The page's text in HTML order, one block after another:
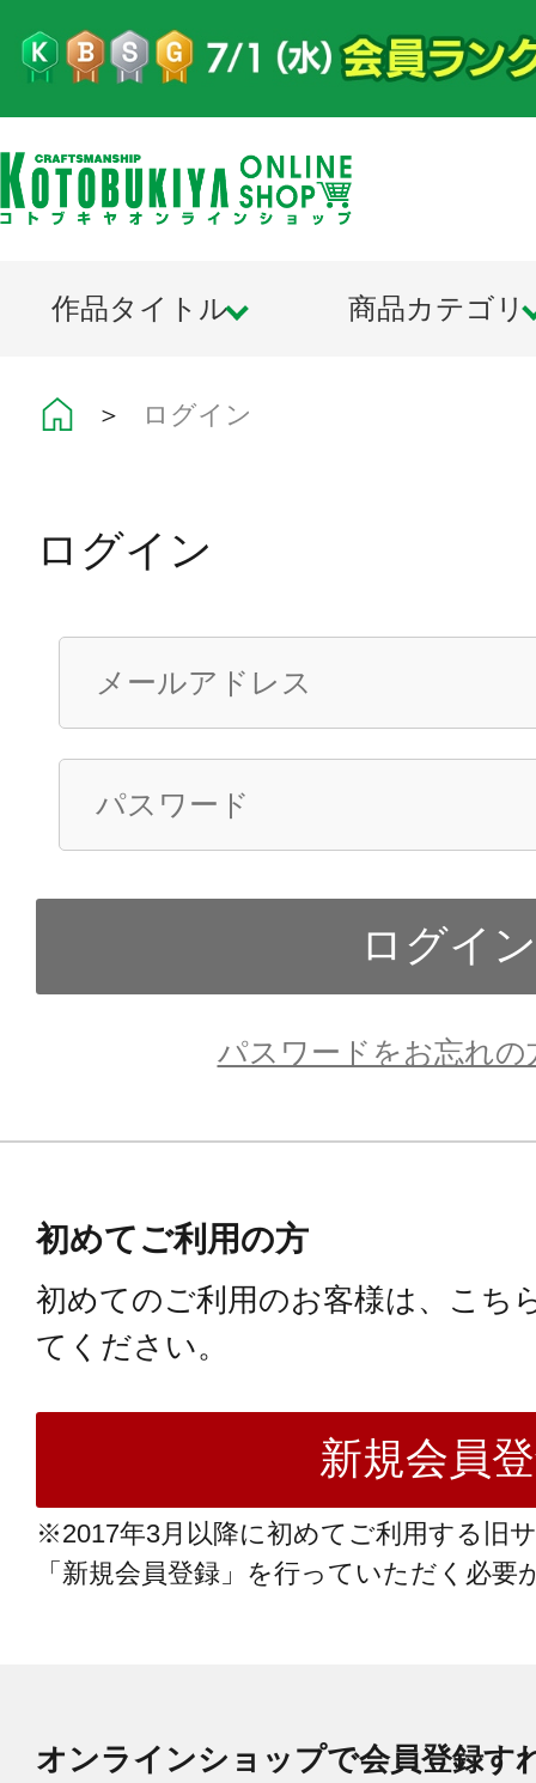
作品タイトル 商品カテゴリ
＞ ログイン
ログイン
パスワードをお忘れの
初めてご利用の方
初めてのご利用のお客様は、こち
てください。
※2017年3月以降に初めてご利用する旧
「新規会員登録」を行っていただく必要
オンラインショップで会員登録す